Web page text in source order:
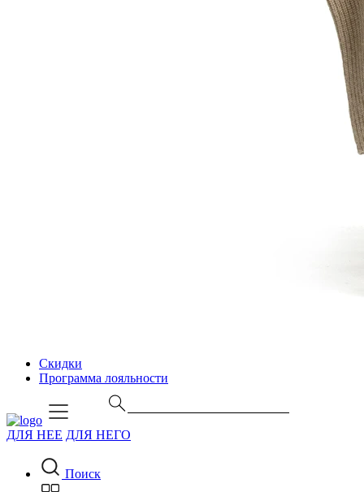
Скидки
Программа лояльности
ДЛЯ НЕЕ ДЛЯ НЕГО
Поиск